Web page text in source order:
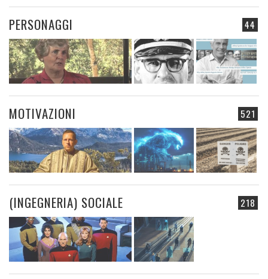
44
PERSONAGGI
521
MOTIVAZIONI
218
(INGEGNERIA) SOCIALE